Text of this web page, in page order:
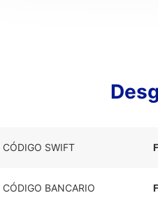
CÓDIGO SWIFT
CÓDIGO BANCARIO